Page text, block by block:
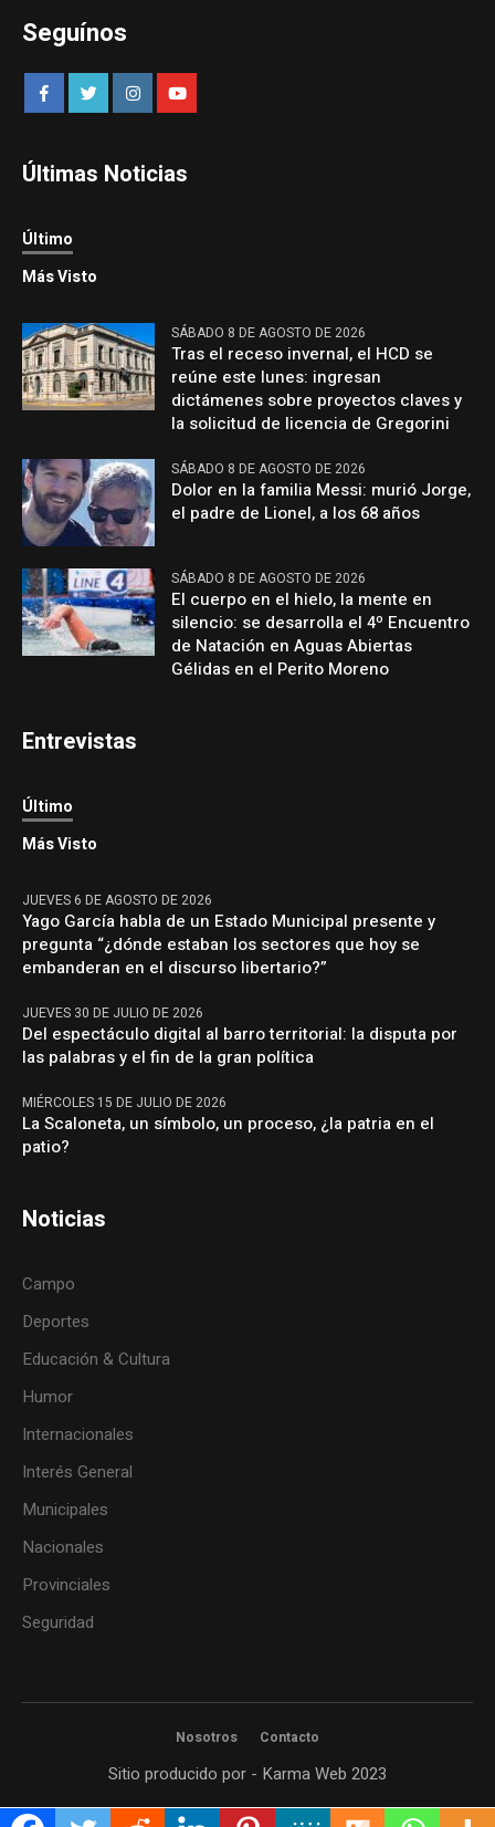
Seguínos
Últimas Noticias
Último
Más Visto
SÁBADO 8 DE AGOSTO DE 2026
Tras el receso invernal, el HCD se
reúne este lunes: ingresan
dictámenes sobre proyectos claves y
la solicitud de licencia de Gregorini
SÁBADO 8 DE AGOSTO DE 2026
Dolor en la familia Messi: murió Jorge,
el padre de Lionel, a los 68 años
SÁBADO 8 DE AGOSTO DE 2026
El cuerpo en el hielo, la mente en
silencio: se desarrolla el 4º Encuentro
de Natación en Aguas Abiertas
Gélidas en el Perito Moreno
Entrevistas
Último
Más Visto
JUEVES 6 DE AGOSTO DE 2026
Yago García habla de un Estado Municipal presente y
pregunta “¿dónde estaban los sectores que hoy se
embanderan en el discurso libertario?”
JUEVES 30 DE JULIO DE 2026
Del espectáculo digital al barro territorial: la disputa por
las palabras y el fin de la gran política
MIÉRCOLES 15 DE JULIO DE 2026
La Scaloneta, un símbolo, un proceso, ¿la patria en el
patio?
Noticias
Campo
Deportes
Educación & Cultura
Humor
Internacionales
Interés General
Municipales
Nacionales
Provinciales
Seguridad
Nosotros Contacto
Sitio producido por - Karma Web 2023